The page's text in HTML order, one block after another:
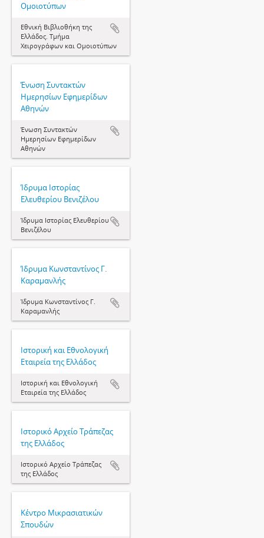
Ομοιοτύπων
Εθνική Βιβλιοθήκη της
Ελλάδος. Τμήμα
Χειρογράφων και Ομοιοτύπων
Ένωση Συντακτών
Ημερησίων Εφημερίδων
Αθηνών
Ένωση Συντακτών
Ημερησίων Εφημερίδων
Αθηνών
Ίδρυμα Ιστορίας
Ελευθερίου Βενιζέλου
Ίδρυμα Ιστορίας Ελευθερίου
Βενιζέλου
Ίδρυμα Κωνσταντίνος Γ.
Καραμανλής
Ίδρυμα Κωνσταντίνος Γ.
Καραμανλής
Ιστορική και Εθνολογική
Εταιρεία της Ελλάδος
Ιστορική και Εθνολογική
Εταιρεία της Ελλάδος
Ιστορικό Αρχείο Τράπεζας
της Ελλάδος
Ιστορικό Αρχείο Τράπεζας
της Ελλάδος
Κέντρο Μικρασιατικών
Σπουδών